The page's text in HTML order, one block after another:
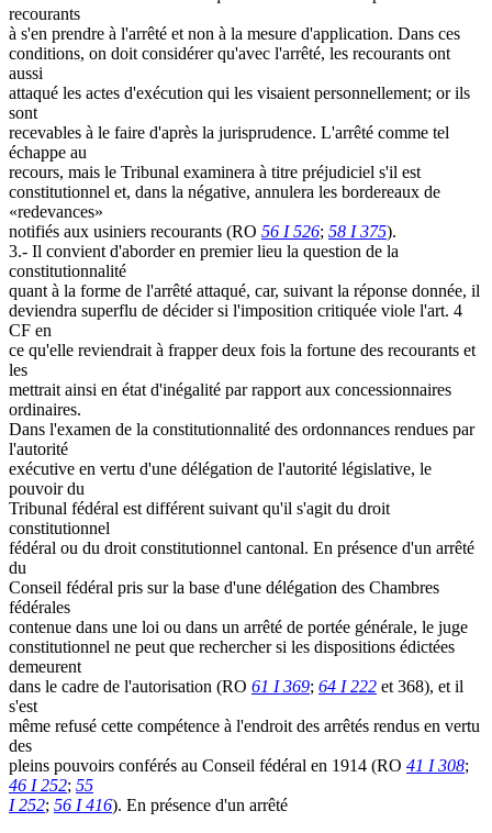
recourants
à s'en prendre à l'arrêté et non à la mesure d'application. Dans ces
conditions, on doit considérer qu'avec l'arrêté, les recourants ont
aussi
attaqué les actes d'exécution qui les visaient personnellement; or ils
sont
recevables à le faire d'après la jurisprudence. L'arrêté comme tel
échappe au
recours, mais le Tribunal examinera à titre préjudiciel s'il est
constitutionnel et, dans la négative, annulera les bordereaux de
«redevances»
notifiés aux usiniers recourants (RO 56 I 526; 58 I 375).
3.- Il convient d'aborder en premier lieu la question de la
constitutionnalité
quant à la forme de l'arrêté attaqué, car, suivant la réponse donnée, il
deviendra superflu de décider si l'imposition critiquée viole l'art. 4
CF en
ce qu'elle reviendrait à frapper deux fois la fortune des recourants et
les
mettrait ainsi en état d'inégalité par rapport aux concessionnaires
ordinaires.
Dans l'examen de la constitutionnalité des ordonnances rendues par
l'autorité
exécutive en vertu d'une délégation de l'autorité législative, le
pouvoir du
Tribunal fédéral est différent suivant qu'il s'agit du droit
constitutionnel
fédéral ou du droit constitutionnel cantonal. En présence d'un arrêté
du
Conseil fédéral pris sur la base d'une délégation des Chambres
fédérales
contenue dans une loi ou dans un arrêté de portée générale, le juge
constitutionnel ne peut que rechercher si les dispositions édictées
demeurent
dans le cadre de l'autorisation (RO 61 I 369; 64 I 222 et 368), et il
s'est
même refusé cette compétence à l'endroit des arrêtés rendus en vertu
des
pleins pouvoirs conférés au Conseil fédéral en 1914 (RO 41 I 308;
46 I 252; 55
I 252; 56 I 416). En présence d'un arrêté